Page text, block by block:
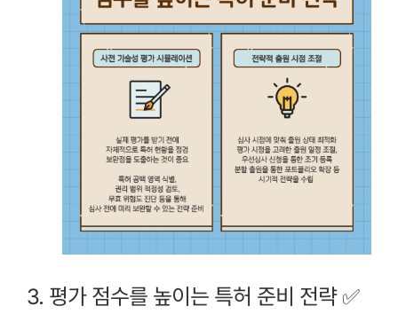
3. 평가 점수를 높이는 특허 준비 전략 ✅